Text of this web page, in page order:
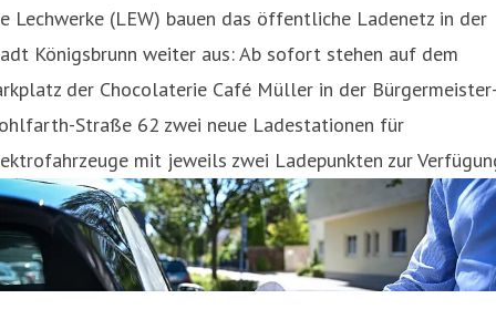
Lechwerke (LEW) bauen das öffentliche Ladenetz in der
Königsbrunn weiter aus: Ab sofort stehen auf dem
der Chocolaterie Café Müller in der
Straße 62 zwei neue Ladestationen für
mit jeweils zwei Ladepunkten zur